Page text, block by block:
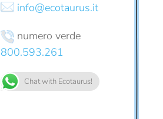
info@ecotaurus.it
numero verde
800.593.261
Chat with Ecotaurus!